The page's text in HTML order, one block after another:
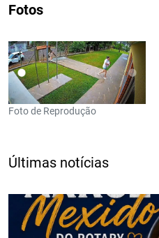
Fotos
Foto de Reprodução
Últimas notícias